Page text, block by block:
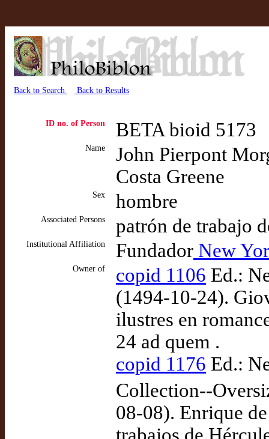
Back to Search Back to Results
ID no. of Person BETA bioid 5173
Name
John Pierpont
Costa Greene
Sex hombre
Associated Persons patrón de trabajo
Institutional Affiliation Fundador New
Owner of copid 1106 Ed.:
(1494-10-24).
ilustres en
24 ad quem .
copid 1176 Ed.:
Collection--
08-08). Enrique